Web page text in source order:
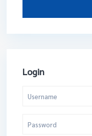
Login